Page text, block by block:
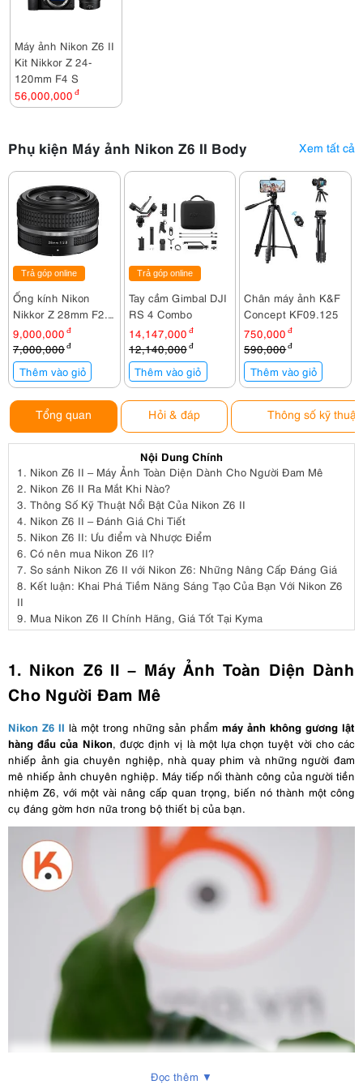
Máy ảnh Nikon Z6 II
Kit Nikkor Z 24-
120mm F4 S
56,000,000 đ
Phụ kiện Máy ảnh Nikon Z6 II Body Xem tất cả
Trả góp online
Ống kính Nikon
Nikkor Z 28mm F2.8
( SE ) Nhập khẩu
9,000,000 đ
7,000,000đ
Thêm vào giỏ
Trả góp online
Tay cầm Gimbal DJI
RS 4 Combo
14,147,000 đ
12,140,000 đ
Thêm vào giỏ
Chân máy ảnh K&F
Concept KF09.125
750,000 đ
590,000đ
Thêm vào giỏ
Tổng quan Hỏi & đáp Thông số kỹ thuật
Nội Dung Chính
1. Nikon Z6 II – Máy Ảnh Toàn Diện Dành Cho Người Đam Mê
2. Nikon Z6 II Ra Mắt Khi Nào?
3. Thông Số Kỹ Thuật Nổi Bật Của Nikon Z6 II
4. Nikon Z6 II – Đánh Giá Chi Tiết
5. Nikon Z6 II: Ưu điểm và Nhược Điểm
6. Có nên mua Nikon Z6 II?
7. So sánh Nikon Z6 II với Nikon Z6: Những Nâng Cấp Đáng Giá
8. Kết luận: Khai Phá Tiềm Năng Sáng Tạo Của Bạn Với Nikon Z6
II
9. Mua Nikon Z6 II Chính Hãng, Giá Tốt Tại Kyma
1. Nikon Z6 II – Máy Ảnh Toàn Diện Dành
Cho Người Đam Mê
Nikon Z6 II là một trong những sản phẩmmáy ảnh không gương lật
hàng đầu của Nikon, được định vị là một lựa chọn tuyệt vời cho các
nhiếp ảnh gia chuyên nghiệp, nhà quay phim và những người đam
mê nhiếp ảnh chuyên nghiệp. Máy tiếp nối thành công của người tiền
nhiệm Z6, với một vài nâng cấp quan trọng, biến nó thành một công
cụ đáng gờm hơn nữa trong bộ thiết bị của bạn.
Đọc thêm ▼